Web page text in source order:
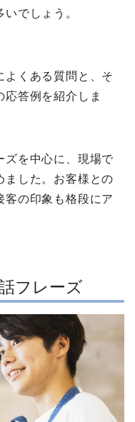
でしょう。
よくある質問と、そ
答例を紹介しま
ズを中心に、現場で
ました。お客様との
客の印象も格段にア
フレーズ